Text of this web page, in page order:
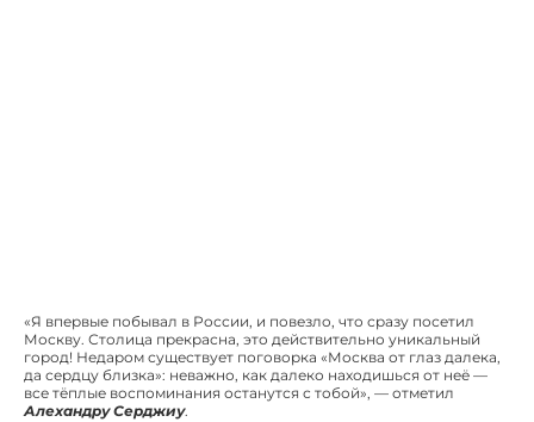
«Я впервые побывал в России, и повезло, что сразу посетил
Москву. Столица прекрасна, это действительно уникальный
город! Недаром существует поговорка «Москва от глаз далека,
да сердцу близка»: неважно, как далеко находишься от неё —
все тёплые воспоминания останутся с тобой», — отметил
Алехандру Серджиу.